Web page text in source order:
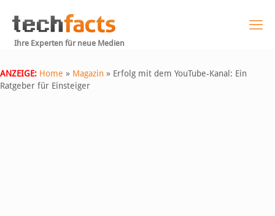
Ihre Experten für neue Medien
ANZEIGE: Home » Magazin » Erfolg mit dem YouTube-Kanal: Ein
Ratgeber für Einsteiger